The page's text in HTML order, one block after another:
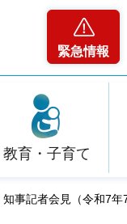
緊急情報
教育・子育て
知事記者会見（令和7年